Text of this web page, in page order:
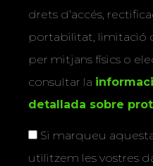
drets d’accés,
portabilitat, limitació
per mitjans físics o
consultar la
detallada sobre
Si marqueu
utilitzem les vostres